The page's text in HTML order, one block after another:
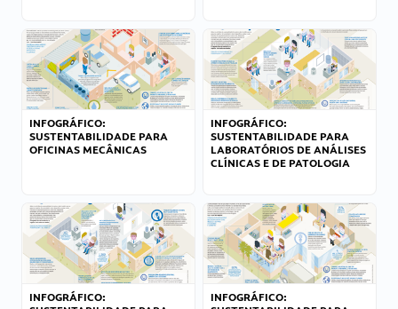
INFOGRÁFICO:
SUSTENTABILIDADE PARA
OFICINAS MECÂNICAS
INFOGRÁFICO:
SUSTENTABILIDADE PARA
LABORATÓRIOS DE ANÁLISES
CLÍNICAS E DE PATOLOGIA
INFOGRÁFICO:
INFOGRÁFICO: